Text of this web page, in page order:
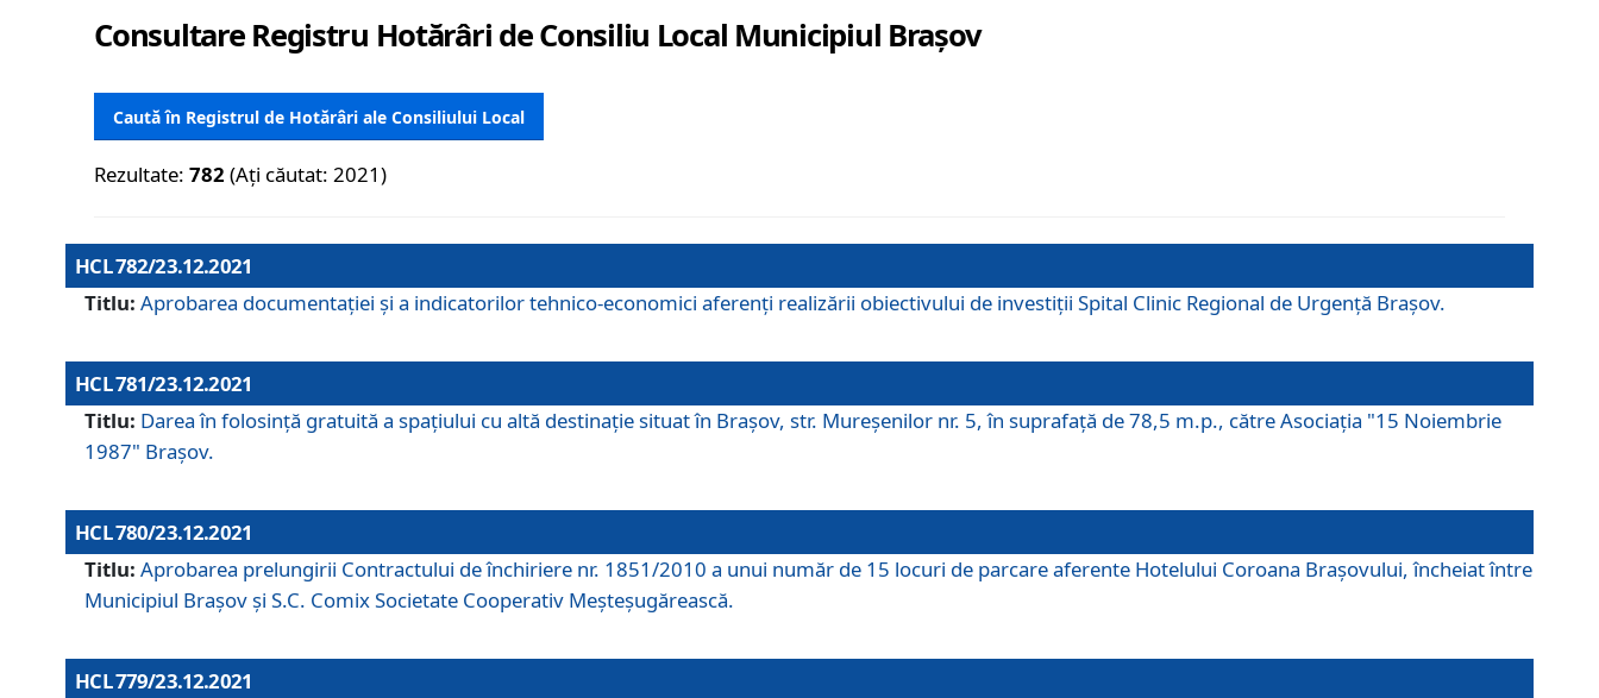
Consultare Registru Hotărâri de Consiliu Local Municipiul Brașov
Caută în Registrul de Hotărâri ale Consiliului Local
Rezultate:782 (Ați căutat: 2021)
HCL 782/23.12.2021
Titlu: Aprobarea documentației și a indicatorilor tehnico-economici aferenți realizării obiectivului de investiții Spital Clinic Regional de Urgență Brașov.
HCL 781/23.12.2021
Titlu: Darea în folosinţă gratuită a spaţiului cu altă destinaţie situat în Braşov, str. Mureşenilor nr. 5, în suprafaţă de 78,5 m.p., către Asociaţia "15 Noiembrie
1987" Braşov.
HCL 780/23.12.2021
Titlu: Aprobarea prelungirii Contractului de închiriere nr. 1851/2010 a unui număr de 15 locuri de parcare aferente Hotelului Coroana Brașovului, încheiat între
Municipiul Braşov şi S.C. Comix Societate Cooperativ Meșteșugărească.
HCL 779/23.12.2021